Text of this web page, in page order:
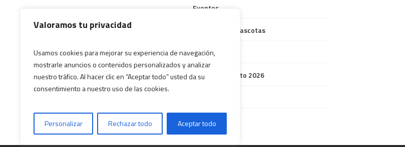
Valoramos tu privacidad
Usamos cookies para mejorar su experiencia de navegación,
mostrarle anuncios o contenidos personalizados y analizar
nuestro tráfico. Al hacer clic en “Aceptar todo” usted da su
consentimiento a nuestro uso de las cookies.
Personalizar Rechazar todo Aceptar todo
Eventos
Reglamento Mascotas
Emisora
Estacionamiento 2026